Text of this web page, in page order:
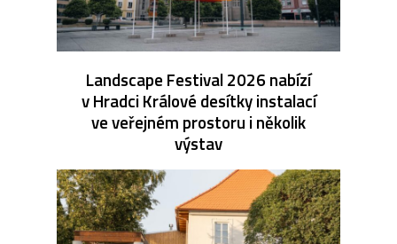
Landscape Festival 2026 nabízí
v Hradci Králové desítky instalací
ve veřejném prostoru i několik
výstav